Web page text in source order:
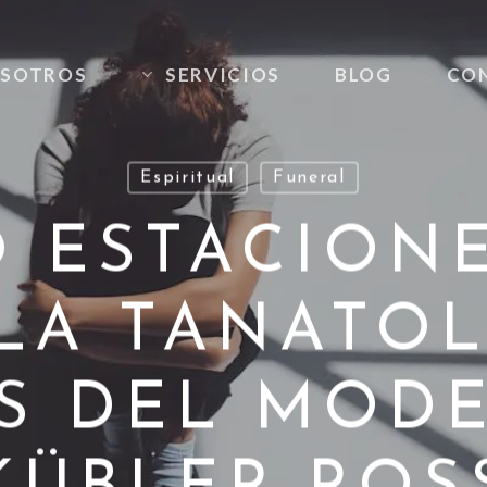
SERVICIOS BLOG
Espiritual Funeral
DEL